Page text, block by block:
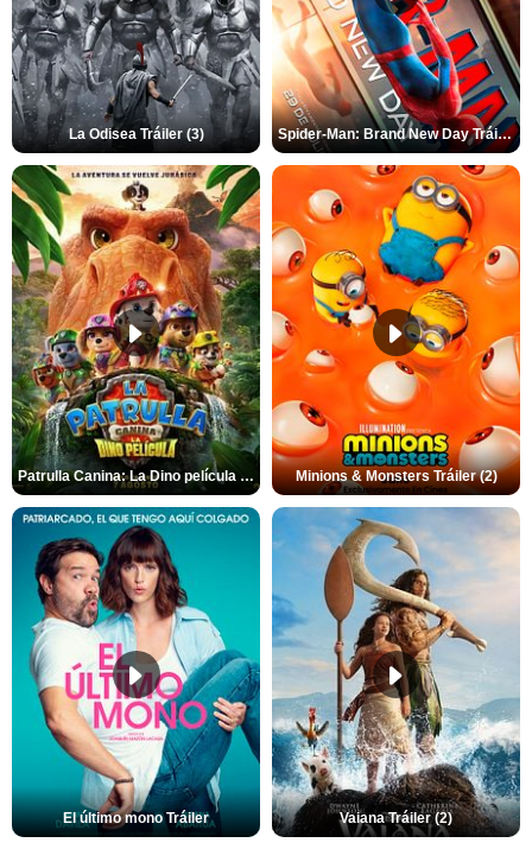
La Odisea Tráiler (3) Spider-Man: Brand New Day Tráiler (3)
Patrulla Canina: La Dino película Tráiler VO Minions & Monsters Tráiler (2)
El último mono Tráiler Vaiana Tráiler (2)